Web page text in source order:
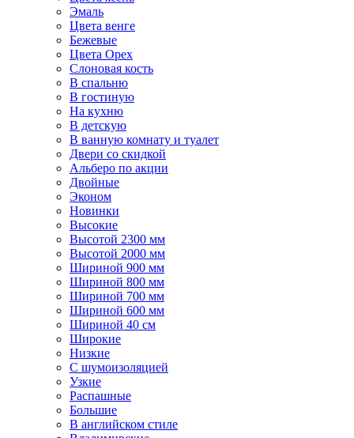
Эмаль
Цвета венге
Бежевые
Цвета Орех
Слоновая кость
В спальню
В гостиную
На кухню
В детскую
В ванную комнату и туалет
Двери со скидкой
Альберо по акции
Двойные
Эконом
Новинки
Высокие
Высотой 2300 мм
Высотой 2000 мм
Шириной 900 мм
Шириной 800 мм
Шириной 700 мм
Шириной 600 мм
Шириной 40 см
Широкие
Низкие
С шумоизоляцией
Узкие
Распашные
Большие
В английском стиле